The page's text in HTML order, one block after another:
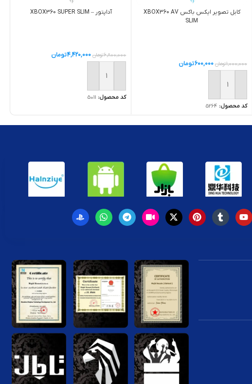
کابل تصوير ايکس باکس XBOX360 AV
SLIM
1,000,000تومان 600,000تومان
افزودن به سبد خرید
کد محصول: 5264
آداپتور – XBOX360 SUPER SLIM
6,800,000تومان 4,420,000تومان
افزودن به سبد خرید
کد محصول: 5011